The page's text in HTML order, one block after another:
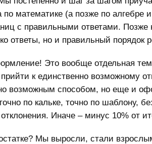
по математике (а позже по алгебре
с правильными ответами. Позже
ответы, но и правильный порядок
Это вообще отдельная
к единственно возможному
возможным способом, но еще и
по кальке, точно по шаблону,
Иначе – минус 10% от
Мы выросли, стали